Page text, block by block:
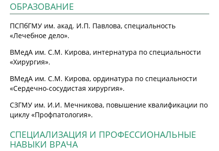
ОБРАЗОВАНИЕ
ПСПбГМУ им. акад. И.П. Павлова, специальность
«Лечебное дело».
ВМедА им. С.М. Кирова, интернатура по специальности
«Хирургия».
ВМедА им. С.М. Кирова, ординатура по специальности
«Сердечно-сосудистая хирургия».
СЗГМУ им. И.И. Мечникова, повышение квалификации по
циклу «Профпатология».
СПЕЦИАЛИЗАЦИЯ И ПРОФЕССИОНАЛЬНЫЕ
НАВЫКИ ВРАЧА